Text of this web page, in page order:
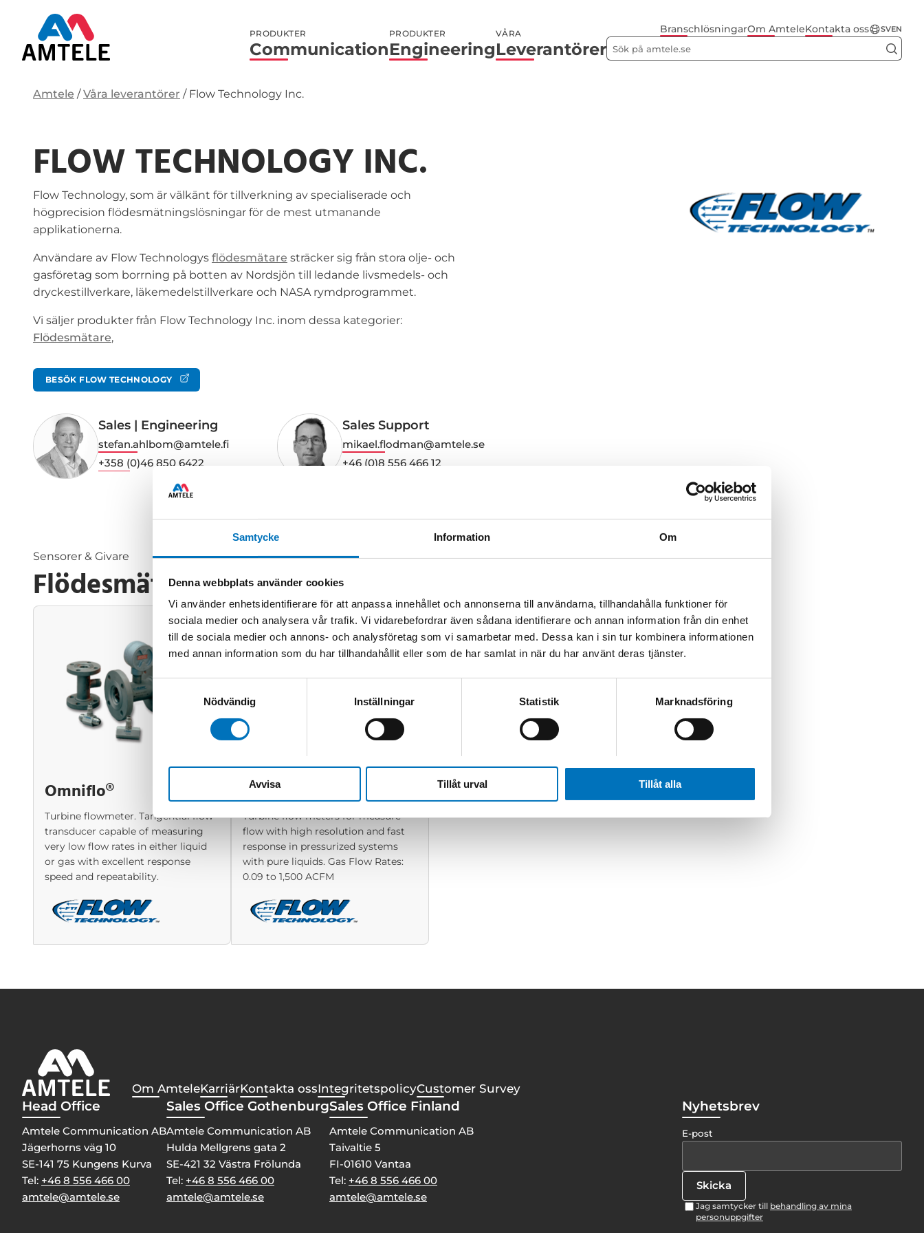
Samtycke Information Om
Denna webbplats använder cookies
Vi använder enhetsidentifierare för att anpassa innehållet och annonserna till användarna, tillhandahålla funktioner för
sociala medier och analysera vår trafik. Vi vidarebefordrar även sådana identifierare och annan information från din enhet
till de sociala medier och annons- och analysföretag som vi samarbetar med. Dessa kan i sin tur kombinera informationen
med annan information som du har tillhandahållit eller som de har samlat in när du har använt deras tjänster.
Nödvändig
Inställningar Statistik Marknadsföring
Avvisa Tillåt urval Tillåt alla
PRODUKTER
Communication
PRODUKTER
Engineering
VÅRA
Leverantörer
BranschlösningarOm AmteleKontakta oss SVEN
Amtele /Våra leverantörer / Flow Technology Inc.
FLOW TECHNOLOGY INC.
Flow Technology, som är välkänt för tillverkning av specialiserade och
högprecision flödesmätningslösningar för de mest utmanande
applikationerna.
Användare av Flow Technologys flödesmätare sträcker sig från stora olje- och
gasföretag som borrning på botten av Nordsjön till ledande livsmedels- och
dryckestillverkare, läkemedelstillverkare och NASA rymdprogrammet.
BESÖK FLOW TECHNOLOGY
Sales | Engineering
stefan.ahlbom@amtele.fi
+358 (0)46 850 6422
Sales Support
mikael.flodman@amtele.se
+46 (0)8 556 466 12
Sensorer & Givare
Flödesmätare
Omniflo®
Turbine flowmeter. Tangential flow
transducer capable of measuring
very low flow rates in either liquid
or gas with excellent response
speed and repeatability.
FT Series
Turbine flow meters for measure
flow with high resolution and fast
response in pressurized systems
with pure liquids. Gas Flow Rates:
0.09 to 1,500 ACFM
Vi säljer produkter från Flow Technology Inc. inom dessa kategorier:
Flödesmätare,
Om AmteleKarriärKontakta ossIntegritetspolicyCustomer Survey
Head Office
Amtele Communication AB
Jägerhorns väg 10
SE-141 75 Kungens Kurva
Tel: +46 8 556 466 00
amtele@amtele.se
Sales Office Gothenburg
Amtele Communication AB
Hulda Mellgrens gata 2
SE-421 32 Västra Frölunda
Tel: +46 8 556 466 00
amtele@amtele.se
Sales Office Finland
Amtele Communication AB
Taivaltie 5
FI-01610 Vantaa
Tel: +46 8 556 466 00
amtele@amtele.se
Nyhetsbrev
E-post
Jag samtycker till behandling av mina
personuppgifter